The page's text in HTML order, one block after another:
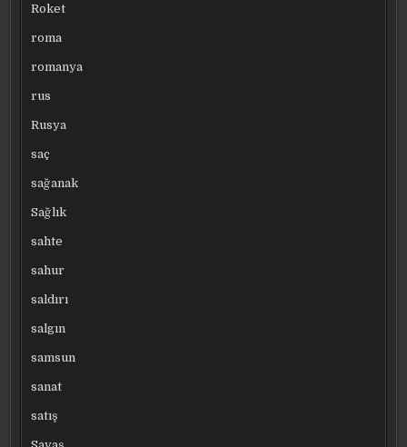
Roket
roma
romanya
rus
Rusya
saç
sağanak
Sağlık
sahte
sahur
saldırı
salgın
samsun
sanat
satış